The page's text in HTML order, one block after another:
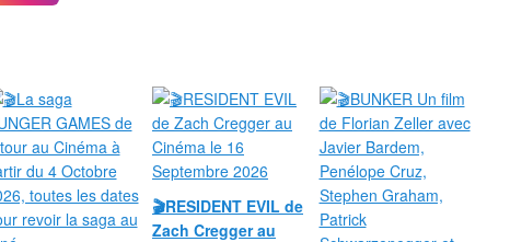
🎬RESIDENT EVIL de
Zach Cregger au